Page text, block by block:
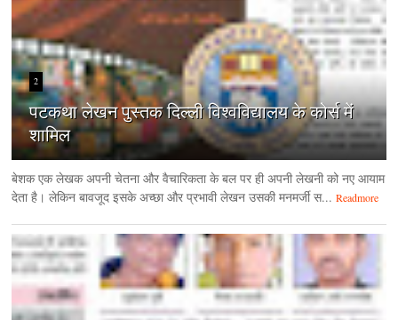
2
पटकथा लेखन पुस्तक दिल्ली विश्वविद्यालय के कोर्स में
शामिल
बेशक एक लेखक अपनी चेतना और वैचारिकता के बल पर ही अपनी लेखनी को नए आयाम
देता है। लेकिन बावजूद इसके अच्छा और प्रभावी लेखन उसकी मनमर्जी स... Readmore